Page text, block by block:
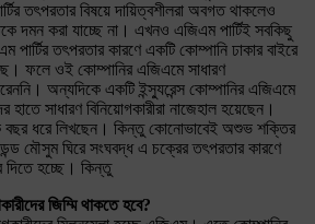
তৎপরতার বিষয়ে দায়িত্বশীলরা অবগত থাকলেও
দমন করা যাচ্ছে না। এখনও এজিএম পার্টিই সবকিছু
তৎপরতার কারণে একটি কোম্পানি ঢাকার বাইরে
ফলে ওই কোম্পানির এজিএমে সাধারণ
অন্যদিকে একটি ইন্স্যুরেন্স কোম্পানির এজিএমে
হাতে সাধারণ বিনিয়োগকারীরা নাজেহাল হয়েছেন।
বছর ধরে লিখছেন। কিন্তু কোনোভাবেই অশুভ শক্তির
মৌসুম ঘিরে সংঘবদ্ধ এ চক্রের তৎপরতার কারণে
হচ্ছে। কিন্তু
জিম্মি থাকতে হবে?